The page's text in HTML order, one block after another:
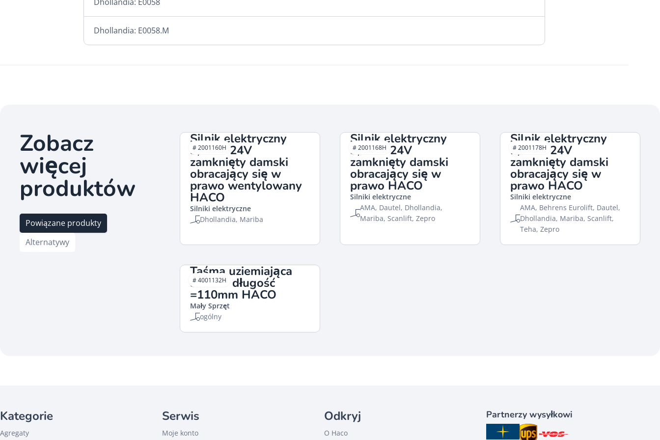
Dhollandia: E0058.M
Zobacz
więcej
produktów
Powiązane produkty
Alternatywy
Silnik elektryczny
3,0kW 24V
zamknięty damski
obracający się w
prawo wentylowany
HACO
Silniki elektryczne
Dhollandia, Mariba
# 2001160H
Silnik elektryczny
3,0kW 24V
zamknięty damski
obracający się w
prawo HACO
Silniki elektryczne
AMA, Dautel, Dhollandia,
Mariba, Scanlift, Zepro
# 2001168H
Silnik elektryczny
2,0kW 24V
zamknięty damski
obracający się w
prawo HACO
Silniki elektryczne
AMA, Behrens Eurolift, Dautel,
Dhollandia, Mariba, Scanlift,
Teha, Zepro
# 2001178H
Taśma uziemiająca
35mm² długość
=110mm HACO
Mały Sprzęt
ogólny
# 4001132H
Kategorie
Agregaty
Serwis
Moje konto
Odkryj
O Haco
Partnerzy wysyłkowi